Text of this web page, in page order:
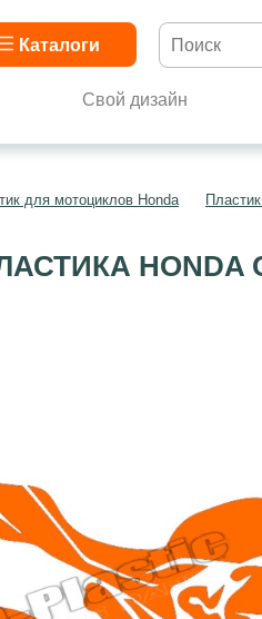
Каталоги
Свой дизайн
для мотоциклов Honda
HONDA